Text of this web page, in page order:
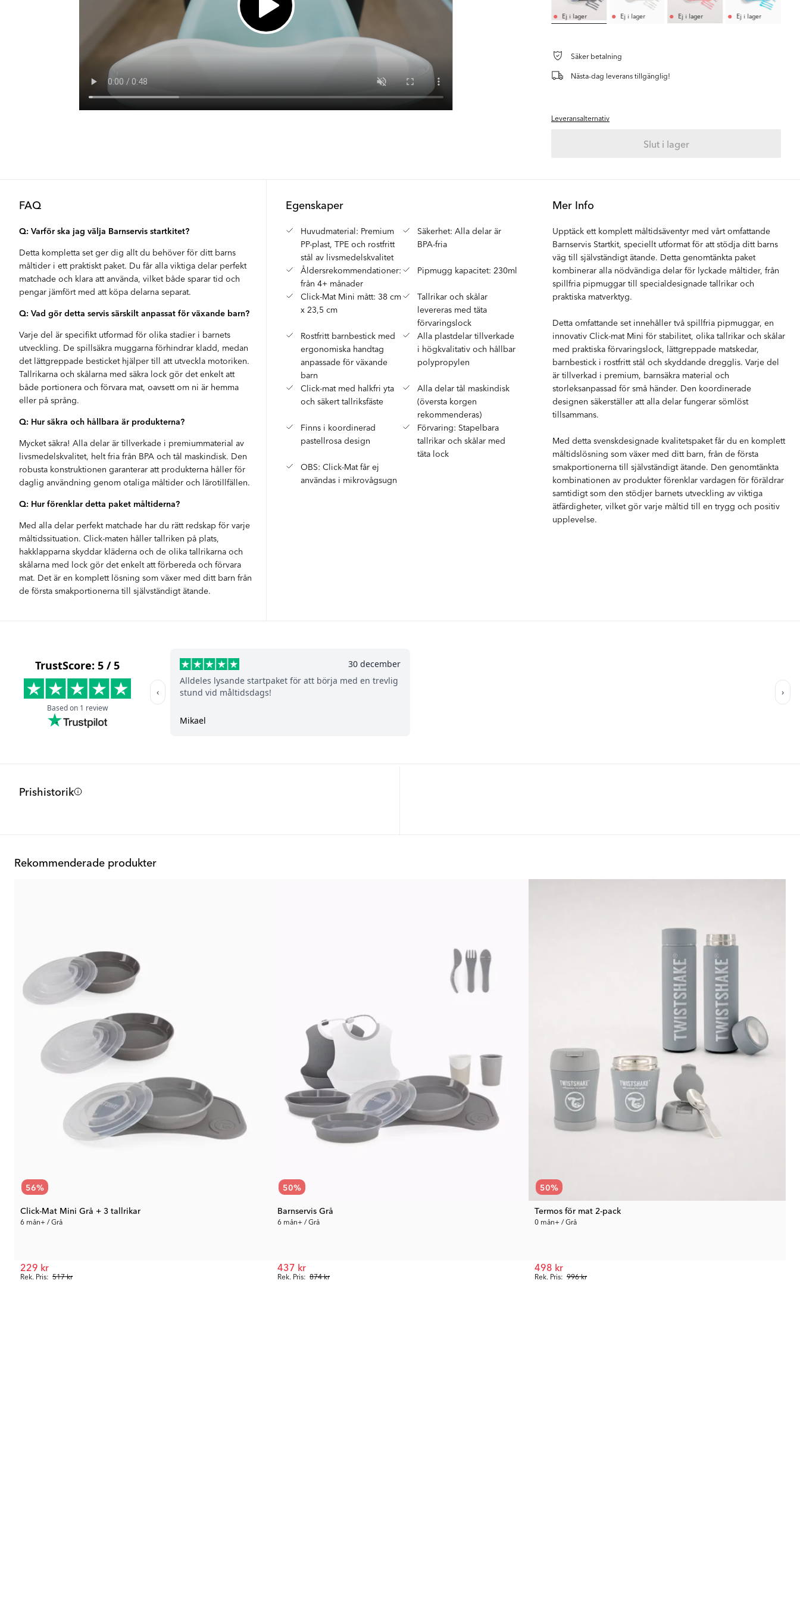
Ej i lager Ej i lager Ej i lager Ej i lager Ej i lager Ej i lager
Säker betalning
Nästa-dag leverans tillgänglig!
Leveransalternativ
Slut i lager
FAQ
Q: Varför ska jag välja Barnservis startkitet?
Detta kompletta set ger dig allt du behöver för ditt barns
måltider i ett praktiskt paket. Du får alla viktiga delar perfekt
matchade och klara att använda, vilket både sparar tid och
pengar jämfört med att köpa delarna separat.
Q: Vad gör detta servis särskilt anpassat för växande barn?
Varje del är specifikt utformad för olika stadier i barnets
utveckling. De spillsäkra muggarna förhindrar kladd, medan
det lättgreppade besticket hjälper till att utveckla motoriken.
Tallrikarna och skålarna med säkra lock gör det enkelt att
både portionera och förvara mat, oavsett om ni är hemma
eller på språng.
Q: Hur säkra och hållbara är produkterna?
Mycket säkra! Alla delar är tillverkade i premiummaterial av
livsmedelskvalitet, helt fria från BPA och tål maskindisk. Den
robusta konstruktionen garanterar att produkterna håller för
daglig användning genom otaliga måltider och lärotillfällen.
Q: Hur förenklar detta paket måltiderna?
Med alla delar perfekt matchade har du rätt redskap för varje
måltidssituation. Click-maten håller tallriken på plats,
hakklapparna skyddar kläderna och de olika tallrikarna och
skålarna med lock gör det enkelt att förbereda och förvara
mat. Det är en komplett lösning som växer med ditt barn från
de första smakportionerna till självständigt ätande.
Egenskaper
Huvudmaterial: Premium
PP-plast, TPE och rostfritt
stål av livsmedelskvalitet
Säkerhet: Alla delar är
BPA-fria
Åldersrekommendationer:
från 4+ månader
Pipmugg kapacitet: 230ml
Click-Mat Mini mått: 38 cm
x 23,5 cm
Tallrikar och skålar
levereras med täta
förvaringslock
Rostfritt barnbestick med
ergonomiska handtag
anpassade för växande
barn
Alla plastdelar tillverkade
i högkvalitativ och hållbar
polypropylen
Click-mat med halkfri yta
och säkert tallriksfäste
Alla delar tål maskindisk
(översta korgen
rekommenderas)
Finns i koordinerad
pastellrosa design
Förvaring: Stapelbara
tallrikar och skålar med
täta lock
OBS: Click-Mat får ej
användas i mikrovågsugn
Mer Info
Upptäck ett komplett måltidsäventyr med vårt omfattande
Barnservis Startkit, speciellt utformat för att stödja ditt barns
väg till självständigt ätande. Detta genomtänkta paket
kombinerar alla nödvändiga delar för lyckade måltider, från
spillfria pipmuggar till specialdesignade tallrikar och
praktiska matverktyg.
Detta omfattande set innehåller två spillfria pipmuggar, en
innovativ Click-mat Mini för stabilitet, olika tallrikar och skålar
med praktiska förvaringslock, lättgreppade matskedar,
barnbestick i rostfritt stål och skyddande dregglis. Varje del
är tillverkad i premium, barnsäkra material och
storleksanpassad för små händer. Den koordinerade
designen säkerställer att alla delar fungerar sömlöst
tillsammans.
Med detta svenskdesignade kvalitetspaket får du en komplett
måltidslösning som växer med ditt barn, från de första
smakportionerna till självständigt ätande. Den genomtänkta
kombinationen av produkter förenklar vardagen för föräldrar
samtidigt som den stödjer barnets utveckling av viktiga
ätfärdigheter, vilket gör varje måltid till en trygg och positiv
upplevelse.
Prishistorik
Rekommenderade produkter
56%
Click-Mat Mini Grå + 3 tallrikar
6 mån+ / Grå
Rek. Pris: 517 kr
229 kr
50%
Barnservis Grå
6 mån+ / Grå
Rek. Pris: 874 kr
437 kr
50%
Termos för mat 2-pack
0 mån+ / Grå
Rek. Pris: 996 kr
498 kr